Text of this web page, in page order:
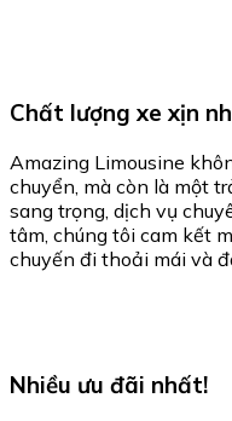
Chất lượng xe xịn
Amazing Limousine
chuyển, mà còn là một
sang trọng, dịch vụ
tâm, chúng tôi cam kết
chuyến đi thoải mái và
Nhiều ưu đãi nhất!